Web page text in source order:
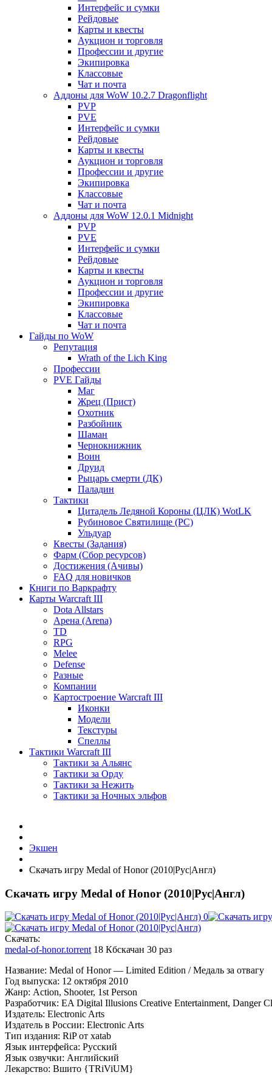
Интерфейс и сумки
Рейдовые
Карты и квесты
Аукцион и торговля
Профессии и другие
Экипировка
Классовые
Чат и почта
Аддоны для WoW 10.2.7 Dragonflight
PVP
PVE
Интерфейс и сумки
Рейдовые
Карты и квесты
Аукцион и торговля
Профессии и другие
Экипировка
Классовые
Чат и почта
Аддоны для WoW 12.0.1 Midnight
PVP
PVE
Интерфейс и сумки
Рейдовые
Карты и квесты
Аукцион и торговля
Профессии и другие
Экипировка
Классовые
Чат и почта
Гайды по WoW
Репутация
Wrath of the Lich King
Профессии
PVE Гайды
Маг
Жрец (Прист)
Охотник
Разбойник
Шаман
Чернокнижник
Воин
Друид
Рыцарь смерти (ДК)
Паладин
Тактики
Цитадель Ледяной Короны (ЦЛК) WotLK
Рубиновое Святилище (РС)
Ульдуар
Квесты (Задания)
Фарм (Сбор ресурсов)
Достижения (Ачивы)
FAQ для новичков
Книги по Варкрафту
Карты Warcraft III
Dota Allstars
Арена (Arena)
TD
RPG
Melee
Defense
Разные
Компании
Картостроение Warcraft III
Иконки
Модели
Текстуры
Спеллы
Тактики Warcraft III
Тактики за Альянс
Тактики за Орду
Тактики за Нежить
Тактики за Ночных эльфов
Экшен
Скачать игру Medal of Honor (2010|Рус|Англ)
Скачать игру Medal of Honor (2010|Рус|Англ)
Cкачать:
medal-of-honor.torrent 18 Кбскачан 30 раз
Название: Medal of Honor — Limited Edition / Медаль за отвагу
Год выпуска: 12 октября 2010
Жанр: Action, Shooter, 1st Person
Разработчик: EA Digital Illusions Creative Entertainment, Danger
Издатель: Electronic Arts
Издатель в России: Electronic Arts
Тип издания: RiP от xatab
Язык интерфейса: Русский
Язык озвучки: Английский
Лекарство: Вшито {TRiViUM}